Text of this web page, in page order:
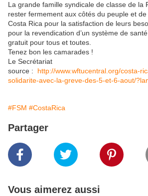
La grande famille syndicale de classe de la
rester fermement aux côtés du peuple et
Costa Rica pour la satisfaction de leurs
pour la revendication d’un système de
gratuit pour tous et toutes.
Tenez bon les camarades !
Le Secrétariat
source : http://www.wftucentral.org/costa-
solidarite-avec-la-greve-des-5-et-6-aout/
#FSM #CostaRica
Partager
Vous aimerez aussi